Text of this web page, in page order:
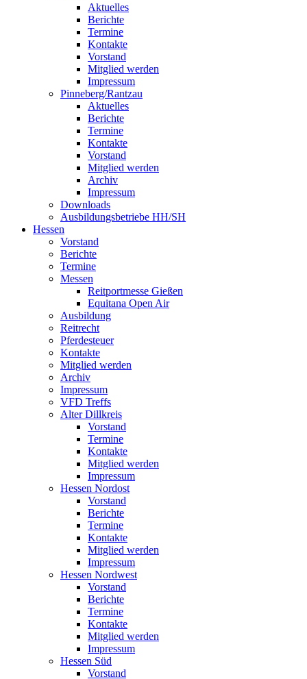
Aktuelles
Berichte
Termine
Kontakte
Vorstand
Mitglied werden
Impressum
Pinneberg/Rantzau
Aktuelles
Berichte
Termine
Kontakte
Vorstand
Mitglied werden
Archiv
Impressum
Downloads
Ausbildungsbetriebe HH/SH
Hessen
Vorstand
Berichte
Termine
Messen
Reitportmesse Gießen
Equitana Open Air
Ausbildung
Reitrecht
Pferdesteuer
Kontakte
Mitglied werden
Archiv
Impressum
VFD Treffs
Alter Dillkreis
Vorstand
Termine
Kontakte
Mitglied werden
Impressum
Hessen Nordost
Vorstand
Berichte
Termine
Kontakte
Mitglied werden
Impressum
Hessen Nordwest
Vorstand
Berichte
Termine
Kontakte
Mitglied werden
Impressum
Hessen Süd
Vorstand